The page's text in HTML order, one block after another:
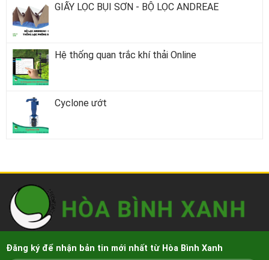
GIẤY LỌC BỤI SƠN - BỘ LỌC ANDREAE
Hệ thống quan trắc khí thải Online
Cyclone ướt
Đăng ký để nhận bản tin mới nhất từ Hòa Bình Xanh